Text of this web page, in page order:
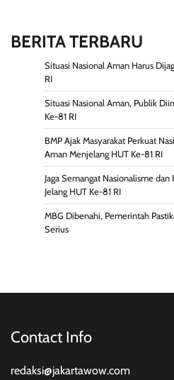
BERITA TERBARU
Situasi Nasional Aman Harus
RI
Situasi Nasional Aman, Publik
Ke-81 RI
BMP Ajak Masyarakat Perkuat
Aman Menjelang HUT Ke-81 RI
Jaga Semangat Nasionalisme
Jelang HUT Ke-81 RI
MBG Dibenahi, Pemerintah
Serius
Contact Info
redaksi@jakartawow.com